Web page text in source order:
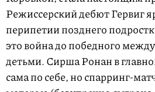
Режиссерский дебют Гервиг
перипетии позднего
это война до победного
детьми. Сирша Ронан в
сама по себе, но спарринг-